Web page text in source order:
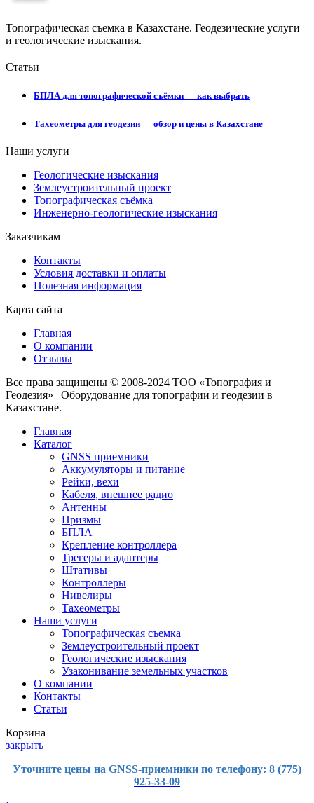
Топографическая съемка в Казахстане. Геодезические услуги
и геологические изыскания.
Статьи
БПЛА для топографической съёмки — как выбрать
Тахеометры для геодезии — обзор и цены в Казахстане
Наши услуги
Геологические изыскания
Землеустроительный проект
Топографическая съёмка
Инженерно-геологические изыскания
Заказчикам
Контакты
Условия доставки и оплаты
Полезная информация
Карта сайта
Главная
О компании
Отзывы
Все права защищены © 2008-2024 ТОО «Топография и
Геодезия» | Оборудование для топографии и геодезии в
Казахстане.
Главная
Каталог
GNSS приемники
Аккумуляторы и питание
Рейки, вехи
Кабеля, внешнее радио
Антенны
Призмы
БПЛА
Крепление контроллера
Трегеры и адаптеры
Штативы
Контроллеры
Нивелиры
Тахеометры
Наши услуги
Топографическая съемка
Землеустроительный проект
Геологические изыскания
Узаконивание земельных участков
О компании
Контакты
Статьи
Корзина
закрыть
Уточните цены на GNSS-приемники по телефону: 8 (775)
925-33-09